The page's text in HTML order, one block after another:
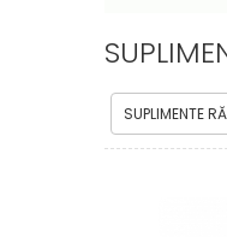
RESPIRATOR ANTIVIRAL
SUPLIMENTE
ANTITUMORAL
SUPLIMENTE URO-